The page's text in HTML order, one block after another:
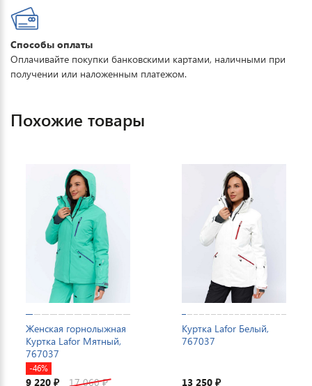
Способы оплаты
Оплачивайте покупки банковскими картами, наличными при
получении или наложенным платежом.
Похожие товары
Женская горнолыжная
Куртка Lafor Мятный,
767037
-46%
9 220 ₽ 17 060₽
Куртка Lafor Белый,
767037
13 250 ₽